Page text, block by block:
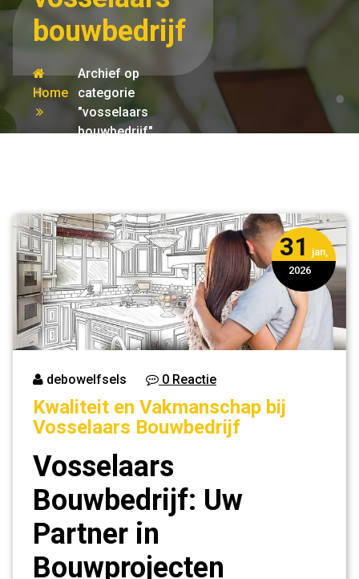
bouwbedrijf
Home
Archief op
categorie
"vosselaars
bouwbedrijf"
31
jan,
2026
debowelfsels 0 Reactie
Kwaliteit en Vakmanschap bij
Vosselaars Bouwbedrijf
Vosselaars
Bouwbedrijf: Uw
Partner in
Bouwprojecten